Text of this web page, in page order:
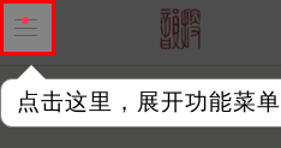
点击这里，展开功能菜单
作品 标注四声 出处、引用